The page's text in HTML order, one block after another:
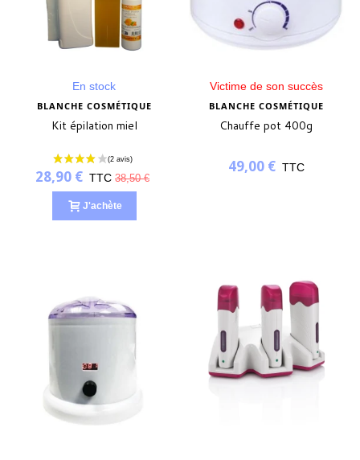
En stock
BLANCHE COSMÉTIQUE
Kit épilation miel
28,90 € TTC 38,50 €
J'achète
Victime de son succès
BLANCHE COSMÉTIQUE
Chauffe pot 400g
49,00 € TTC